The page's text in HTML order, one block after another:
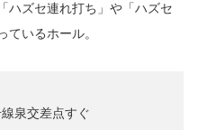
ハズセ連れ打ち」や「ハズセ
ているホール。